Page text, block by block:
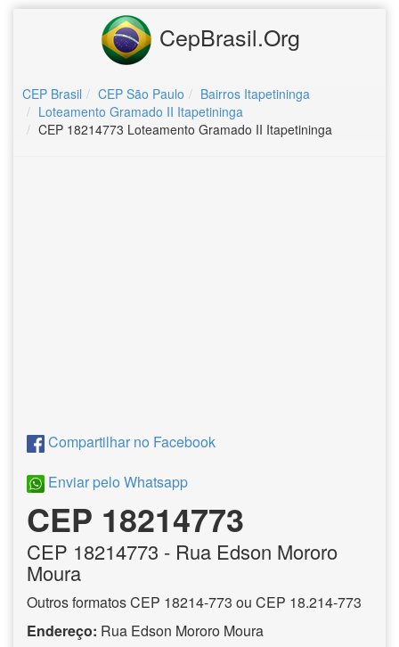
CepBrasil.Org
CEP Brasil CEP São Paulo
Bairros Itapetininga
Loteamento Gramado II Itapetininga
CEP 18214773 Loteamento Gramado II Itapetininga
Compartilhar no Facebook
Enviar pelo Whatsapp
CEP 18214773
CEP 18214773 - Rua Edson Mororo
Moura
Outros formatos CEP 18214-773 ou CEP 18.214-773
Endereço: Rua Edson Mororo Moura